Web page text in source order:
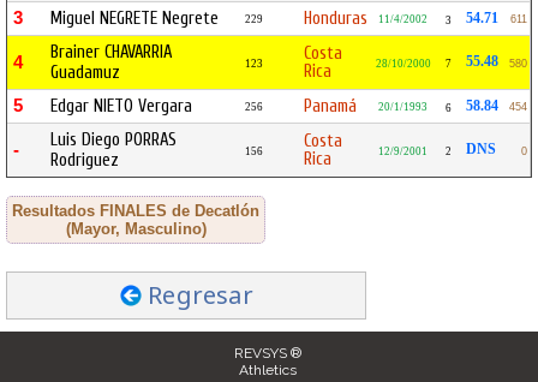
3 Miguel NEGRETE Negrete 229 Honduras 11/4/2002 3 54.71 611
4
Brainer CHAVARRIA
Guadamuz
123
Costa
Rica
28/10/2000 7 55.48 580
5 Edgar NIETO Vergara 256 Panamá 20/1/1993 6 58.84 454
-
Luis Diego PORRAS
Rodriguez
156
Costa
Rica
12/9/2001 2 DNS 0
Resultados FINALES de Decatlón
(Mayor, Masculino)
Regresar
REVSYS ®
Athletics